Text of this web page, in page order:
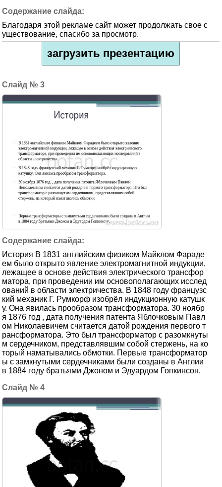
Благодаря этой рекламе сайт может продолжать свое с
уществование, спасибо за просмотр.
загрузить презентацию
3
История В 1831 английским физиком Майклом Фараде
ем было открыто явление электромагнитной индукции,
лежащее в основе действия электрического трансфор
матора, при проведении им основополагающих исслед
ований в области электричества. В 1848 году французс
кий механик Г. Румкорф изобрёл индукционную катушк
у. Она явилась прообразом трансформатора. 30 ноябр
я 1876 год , дата получения патента Яблочковым Павл
ом Николаевичем считается датой рождения первого т
рансформатора. Это был трансформатор с разомкнуты
м сердечником, представлявшим собой стержень, на ко
торый наматывались обмотки. Первые трансформатор
ы с замкнутыми сердечниками были созданы в Англии
в 1884 году братьями Джоном и Эдуардом Гопкинсон.
4